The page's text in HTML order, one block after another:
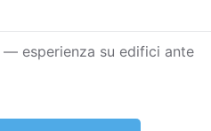
— esperienza su edifici ante